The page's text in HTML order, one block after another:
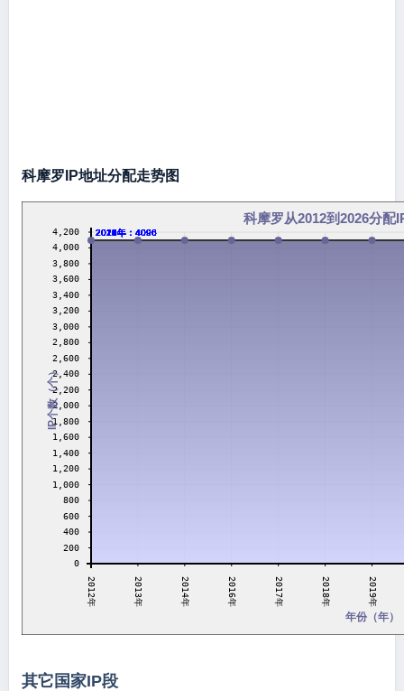
科摩罗IP地址分配走势图
科摩罗从2012到2026分配
2012年：4096
2013年：4096
2014年：4096
2016年：4096
2017年：4096
2018年：4096
2019年：4096
2020年：4096
2021年：4096
2022年：4096
2023年：4096
2024年：4096
2026年：4096
0
200
400
600
800
1,000
1,200
1,400
1,600
1,800
2,000
2,200
2,400
2,600
2,800
3,000
3,200
3,400
3,600
3,800
4,000
4,200
2012年 2013年 2014年 2016年 2017年 2018年 2019年
年份（年）
IP个数（个）
其它国家IP段